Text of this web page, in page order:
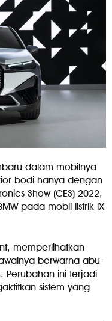
dalam mobilnya
bodi hanya dengan
Show (CES) 2022,
pada mobil listrik iX
memperlihatkan
berwarna abu-
Perubahan ini terjadi
sistem yang